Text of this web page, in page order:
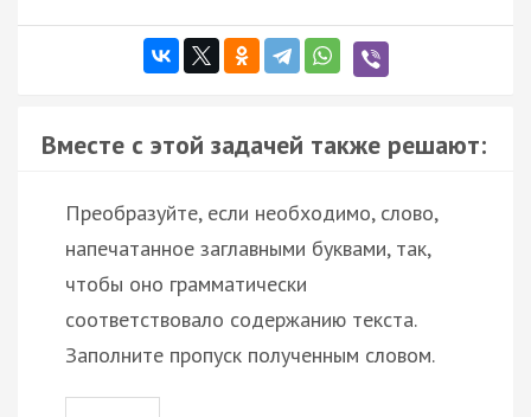
Вместе с этой задачей также решают:
Преобразуйте, если необходимо, слово,
напечатанное заглавными буквами, так,
чтобы оно грамматически
соответствовало содержанию текста.
Заполните пропуск полученным словом.